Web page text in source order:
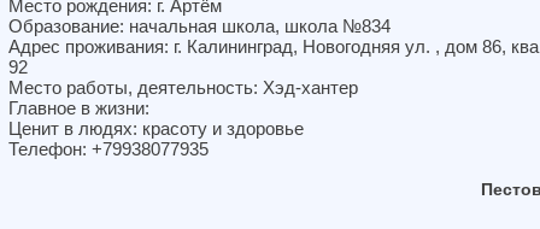
Место рождения: г. Артём
Образование: начальная школа, школа №834
Адрес проживания: г. Калининград, Новогодняя ул. , дом 86,
92
Место работы, деятельность: Хэд-хантер
Главное в жизни:
Ценит в людях: красоту и здоровье
Телефон: +79938077935